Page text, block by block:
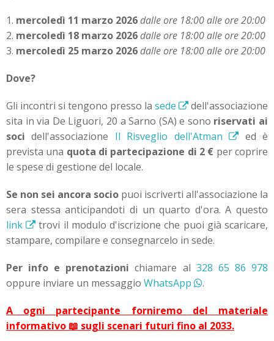
1. mercoledì 11 marzo 2026dalle ore 18:00 alle ore 20:00
2. mercoledì 18 marzo 2026dalle ore 18:00 alle ore 20:00
3. mercoledì 25 marzo 2026dalle ore 18:00 alle ore 20:00
Dove?
Gli incontri si tengono presso la sede
dell'associazione
sita in via De Liguori, 20 a Sarno (SA) e sono riservati ai
soci dell'associazione Il Risveglio dell'Atman
ed è
prevista una quota di partecipazione di 2 € per coprire
le spese di gestione del locale.
Se non sei ancora socio puoi iscriverti all'associazione la
sera stessa anticipandoti di un quarto d'ora. A questo
link
trovi il modulo d'iscrizione che puoi già scaricare,
stampare, compilare e consegnarcelo in sede.
Per info e prenotazioni chiamare al 328 65 86 978
oppure inviare un messaggio WhatsApp .
A ogni partecipante forniremo del materiale
informativo 📖 sugli scenari futuri fino al 2033.